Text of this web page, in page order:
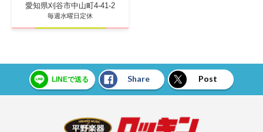
愛知県刈谷市中山町4-41-2
毎週水曜日定休
LINEで送る Share Post